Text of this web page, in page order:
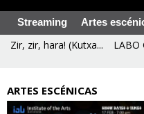
Streaming Artes
Zir, zir, hara! (Kutxa... LABO
ARTES ESCÉNICAS